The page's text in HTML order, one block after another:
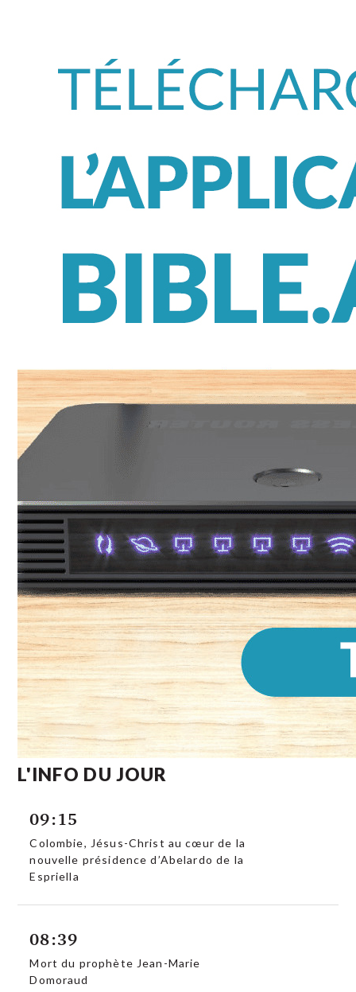
L'INFO DU JOUR
09:15
Colombie, Jésus-Christ au cœur de la
nouvelle présidence d’Abelardo de la
Espriella
08:39
Mort du prophète Jean-Marie
Domoraud